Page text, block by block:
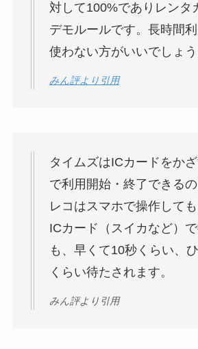
対して100%でありレンタ
デモルールです。長時間
使わない方がいいでしょう
みん評より引用
タイムズはICカードをか
で利用開始・終了できる
レコはスマホで操作して
ICカード（スイカなど）
も、早くて10秒くらい、
くらい待たされます。
みん評より引用